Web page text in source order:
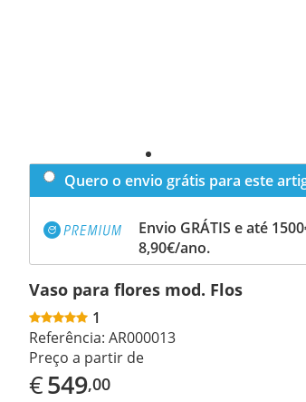
Quero o envio grátis para este
Envio GRÁTIS e até
8,90€/ano.
Vaso para flores mod. Flos
1
Referência: AR000013
Preço a partir de
€549,00